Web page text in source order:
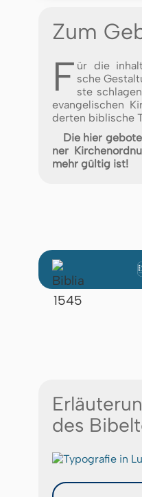
Zum
F ür die
sche
ste
evan­ge­li­schen
der­ten bib­li­sche
Die hier
ner
mehr gül­tig ist!
des